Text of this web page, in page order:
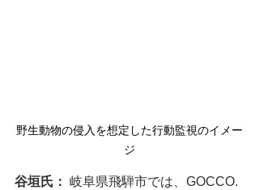
野生動物の侵入を想定した行動監視のイメー
ジ
谷垣氏： 岐阜県飛騨市では、GOCCO.